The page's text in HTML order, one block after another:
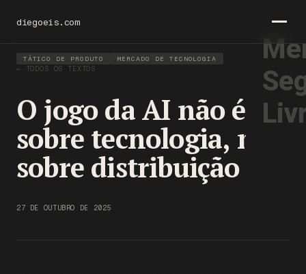
diegoeis.com
TÁTICO DE PRODUTO MERCADO DE TECNOLOGIA
← TODOS OS TEXTOS
O jogo da AI não é
sobre tecnologia, mas
sobre distribuição
27 DE OUTUBRO DE 2025